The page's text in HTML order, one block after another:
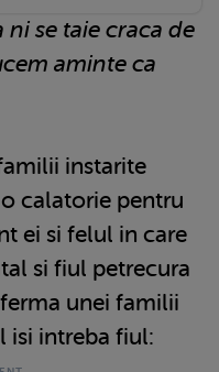
se taie craca de
aminte ca
instarite
calatorie pentru
ei si felul in care
si fiul petrecura
unei familii
isi intreba fiul: